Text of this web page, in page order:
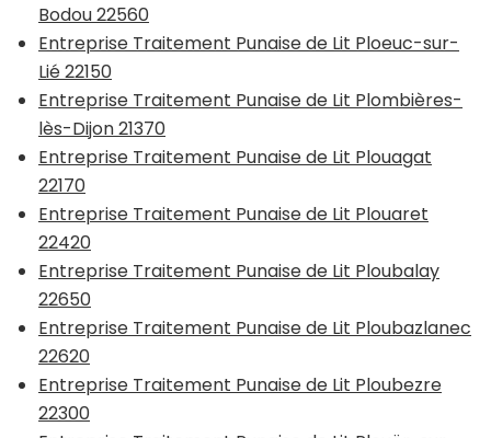
Bodou 22560
Entreprise Traitement Punaise de Lit Ploeuc-sur-
Lié 22150
Entreprise Traitement Punaise de Lit Plombières-
lès-Dijon 21370
Entreprise Traitement Punaise de Lit Plouagat
22170
Entreprise Traitement Punaise de Lit Plouaret
22420
Entreprise Traitement Punaise de Lit Ploubalay
22650
Entreprise Traitement Punaise de Lit Ploubazlanec
22620
Entreprise Traitement Punaise de Lit Ploubezre
22300